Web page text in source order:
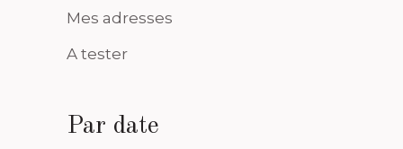
Mes adresses
A tester
Par date